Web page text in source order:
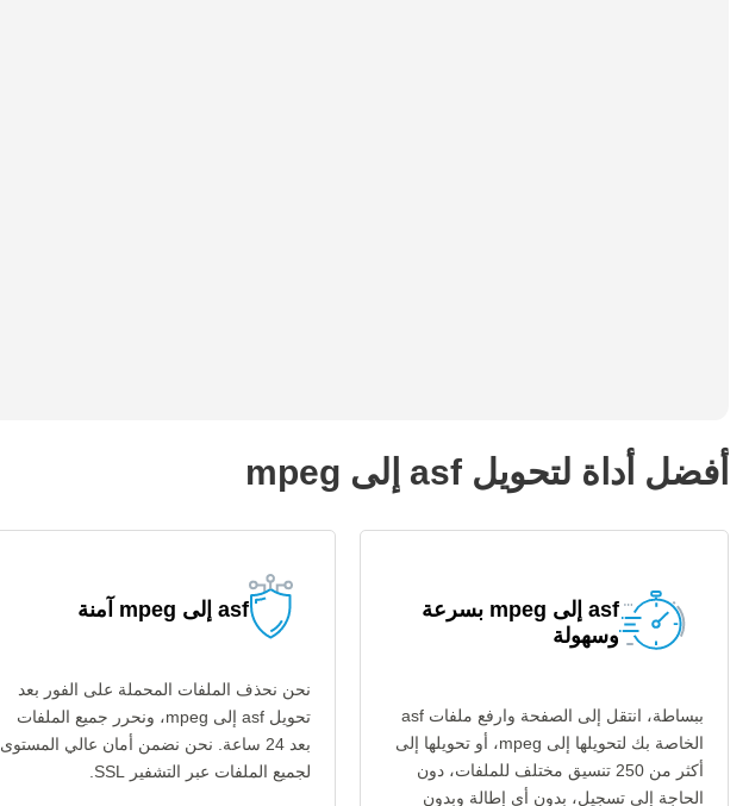
أفضل أداة لتحويل asf إلى mpeg
asf إلى mpeg بسرعة
وسهولة
ببساطة، انتقل إلى الصفحة وارفع ملفات asf
الخاصة بك لتحويلها إلى mpeg، أو تحويلها إلى
أكثر من 250 تنسيق مختلف للملفات، دون
الحاجة إلى تسجيل، بدون أي إطالة وبدون
asf إلى mpeg آمنة
نحن نحذف الملفات المحملة على الفور بعد
تحويل asf إلى mpeg، ونحرر جميع الملفات
بعد 24 ساعة. نحن نضمن أمان عالي المستوى
لجميع الملفات عبر التشفير SSL.